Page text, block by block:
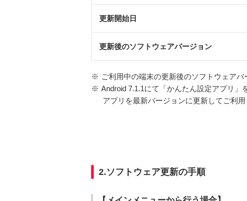
更新開始日
更新後のソフトウェアバージョン
※ ご利用中の端末の更新後のソフトウェア
※ Android 7.1.1にて「かんたん設定アプリ
アプリを最新バージョンに更新してご利用
2.ソフトウェア更新の手順